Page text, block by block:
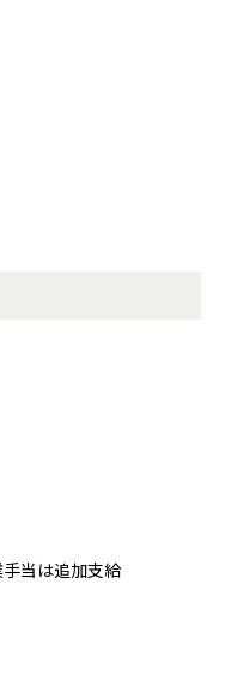
当は追加支給